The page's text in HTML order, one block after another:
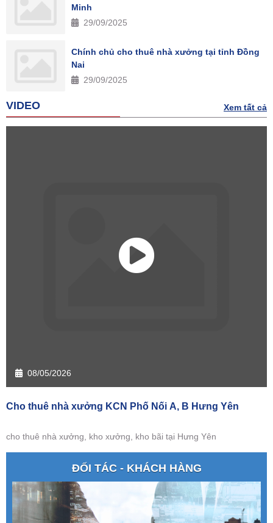
Minh
29/09/2025
Chính chủ cho thuê nhà xưởng tại tỉnh Đồng
Nai
29/09/2025
VIDEO Xem tất cả
08/05/2026
Cho thuê nhà xưởng KCN Phố Nối A, B Hưng Yên
cho thuê nhà xưởng, kho xưởng, kho bãi tại Hưng Yên
ĐỐI TÁC - KHÁCH HÀNG